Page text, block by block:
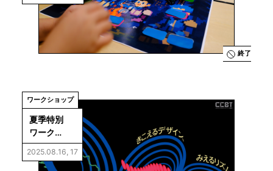
終了
ワークショップ
夏季特別
ワーク
ショップ
「きこえる
2025.08.16, 17